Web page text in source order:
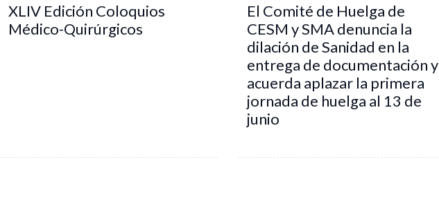
XLIV Edición Coloquios
Médico-Quirúrgicos
El Comité de Huelga de
CESM y SMA denuncia la
dilación de Sanidad en la
entrega de documentación y
acuerda aplazar la primera
jornada de huelga al 13 de
junio